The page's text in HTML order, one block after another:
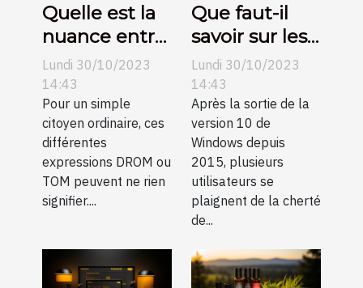
Quelle est la
nuance entre
DROM et
TOM ?
Lundi 30/10/2023
14:43
Pour un simple
citoyen ordinaire, ces
différentes
expressions DROM ou
TOM peuvent ne rien
signifier....
Que faut-il
savoir sur les
clés de
licence
Windows 10 ?
Lundi 30/10/2023
14:43
Après la sortie de la
version 10 de
Windows depuis
2015, plusieurs
utilisateurs se
plaignent de la cherté
de...